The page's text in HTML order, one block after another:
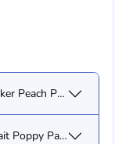
Peach Parfait
Poppy Parker